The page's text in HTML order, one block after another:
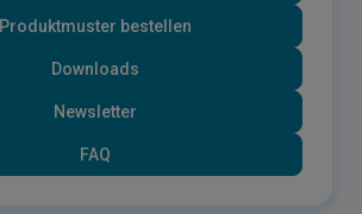
Produktmuster bestellen
Downloads
Newsletter
FAQ